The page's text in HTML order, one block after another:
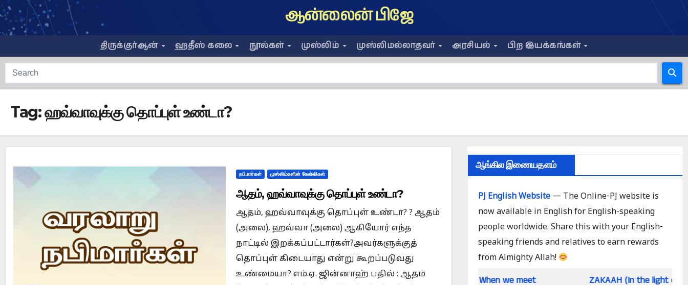
Skip
to
content
ஆன்லைன் பிஜே
திருக்குர்ஆன் ஹதீஸ் கலை நூல்கள் முஸ்லிம் முஸ்லிமல்லாதவர் அரசியல் பிற இயக்கங்கள்
Tag:ஹவ்வாவுக்கு தொப்புள் உண்டா?
நபிமார்கள் முஸ்லிம்களின் கேள்விகள்
ஆதம், ஹவ்வாவுக்கு தொப்புள் உண்டா?
ஆதம், ஹவ்வாவுக்கு தொப்புள் உண்டா? ? ஆதம்
(அலை), ஹவ்வா (அலை) ஆகியோர் எந்த
நாட்டில் இறக்கப்பட்டார்கள்?அவர்களுக்குத்
தொப்புள் கிடையாது என்று கூறப்படுவது
உண்மையா? எம்.ஏ. ஜின்னாஹ் பதில் : ஆதம்
ஆங்கில இணையதளம்
PJ English Website— The Online-PJ website is
now available in English for English-speaking
people worldwide. Share this with your English-
speaking friends and relatives to earn rewards
from Almighty Allah!
Is Prophet Muhammad superior to Jesus? When we meet ZAKAAH (In the light of Qur an and